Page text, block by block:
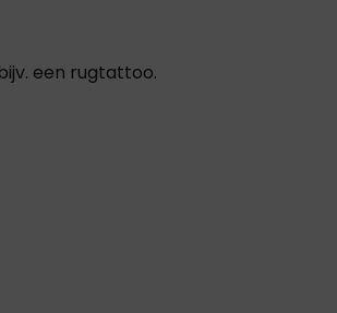
een rugtattoo.